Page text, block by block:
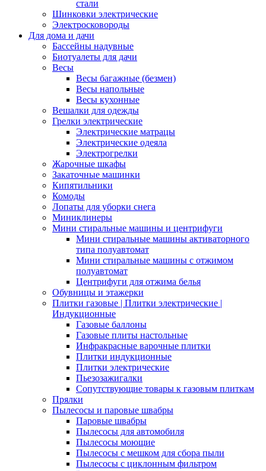
стали
Шинковки электрические
Электросковороды
Для дома и дачи
Бассейны надувные
Биотуалеты для дачи
Весы
Весы багажные (безмен)
Весы напольные
Весы кухонные
Вешалки для одежды
Грелки электрические
Электрические матрацы
Электрические одеяла
Электрогрелки
Жарочные шкафы
Закаточные машинки
Кипятильники
Комоды
Лопаты для уборки снега
Миниклинеры
Мини стиральные машины и центрифуги
Мини стиральные машины активаторного
типа полуавтомат
Мини стиральные машины с отжимом
полуавтомат
Центрифуги для отжима белья
Обувницы и этажерки
Плитки газовые | Плитки электрические |
Индукционные
Газовые баллоны
Газовые плиты настольные
Инфракрасные варочные плитки
Плитки индукционные
Плитки электрические
Пьезозажигалки
Сопутствующие товары к газовым плиткам
Прялки
Пылесосы и паровые швабры
Паровые швабры
Пылесосы для автомобиля
Пылесосы моющие
Пылесосы с мешком для сбора пыли
Пылесосы с циклонным фильтром